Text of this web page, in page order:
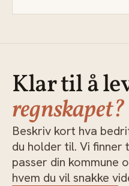
Klar til å
regnskapet?
Beskriv kort hva
du holder til. Vi finner
passer din kommune
hvem du vil snakke